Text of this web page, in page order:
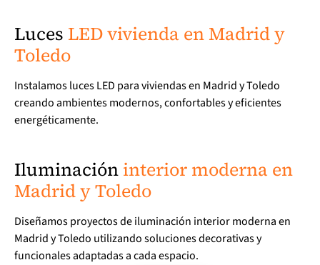
Luces LED vivienda en Madrid y
Toledo
Instalamos luces LED para viviendas en Madrid y Toledo
creando ambientes modernos, confortables y eficientes
energéticamente.
Iluminación interior moderna en
Madrid y Toledo
Diseñamos proyectos de iluminación interior moderna en
Madrid y Toledo utilizando soluciones decorativas y
funcionales adaptadas a cada espacio.